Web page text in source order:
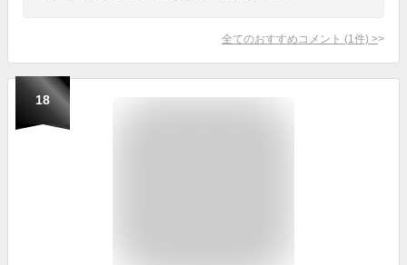
全てのおすすめコメント (1 件) >
18